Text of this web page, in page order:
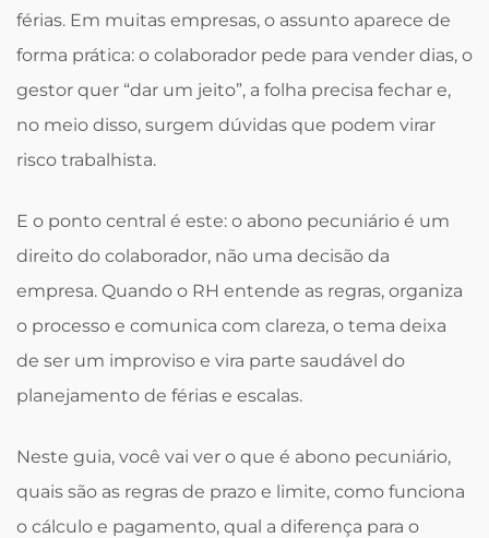
férias. Em muitas empresas, o assunto aparece de
forma prática: o colaborador pede para vender dias, o
gestor quer “dar um jeito”, a folha precisa fechar e,
no meio disso, surgem dúvidas que podem virar
risco trabalhista.
E o ponto central é este: o abono pecuniário é um
direito do colaborador, não uma decisão da
empresa. Quando o RH entende as regras, organiza
o processo e comunica com clareza, o tema deixa
de ser um improviso e vira parte saudável do
planejamento de férias e escalas.
Neste guia, você vai ver o que é abono pecuniário,
quais são as regras de prazo e limite, como funciona
o cálculo e pagamento, qual a diferença para o